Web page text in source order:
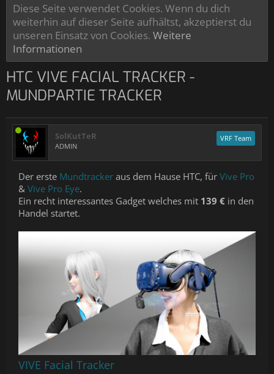
Diese Seite verwendet Cookies. Wenn du dich
weiterhin auf dieser Seite aufhältst, akzeptierst du
unseren Einsatz von Cookies. Weitere
Informationen
HTC VIVE FACIAL TRACKER -
MUNDPARTIE TRACKER
SolKutTeR
ADMIN
VRF Team
Der erste Mundtracker aus dem Hause HTC, für Vive Pro
& Vive Pro Eye.
Ein recht interessantes Gadget welches mit 139 € in den
Handel startet.
VIVE Facial Tracker